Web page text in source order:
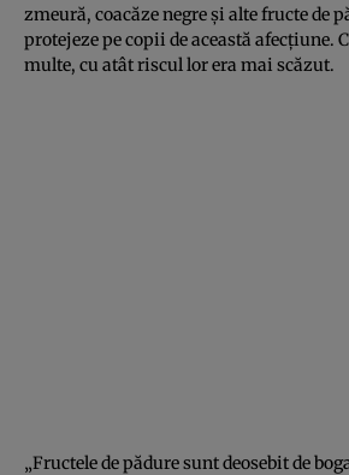
zmeură, coacăze negre și alte fructe de
protejeze pe copii de această afecțiune.
multe, cu atât riscul lor era mai scăzut.
„Fructele de pădure sunt deosebit de